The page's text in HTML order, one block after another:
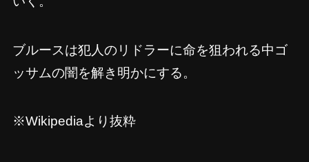
ブルースは犯人のリドラーに命を狙われる中ゴ
ッサムの闇を解き明かにする。
※Wikipediaより抜粋